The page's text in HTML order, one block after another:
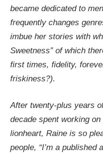
became dedicated to
frequently changes
imbue her stories with
Sweetness” of which
first times, fidelity,
friskiness?).
After twenty-plus years
decade spent working
lionheart, Raine is so
people, “I’m a published